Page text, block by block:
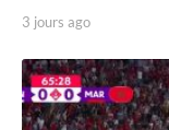
3 jours ago
o
u
r
s